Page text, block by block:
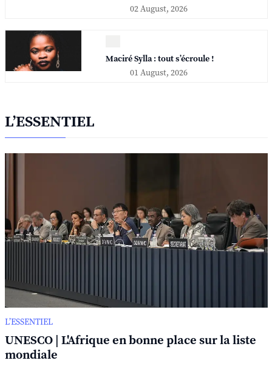
02 August, 2026
Maciré Sylla : tout s’écroule !
01 August, 2026
L’ESSENTIEL
L’ESSENTIEL
UNESCO | L'Afrique en bonne place sur la liste
mondiale